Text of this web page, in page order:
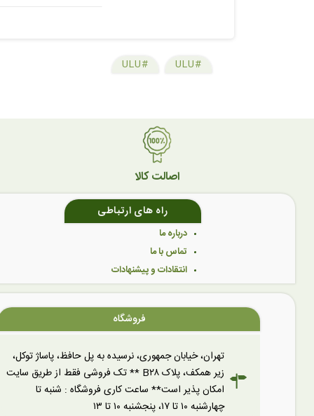
#ULU
#ULU
اصالت کالا
راه های ارتباطی
درباره ما
تماس با ما
انتقادات و پیشنهادات
فروشگاه
تهران، خیابان جمهوری، نرسیده به پل حافظ، پاساژ توکل،
زیر همکف، پلاک B۲۸ ** تک فروشی فقط از طریق سایت
امکان پذیر است** ساعت کاری فروشگاه : شنبه تا
چهارشنبه ۱۰ تا ۱۷، پنجشنبه ۱۰ تا ۱۳